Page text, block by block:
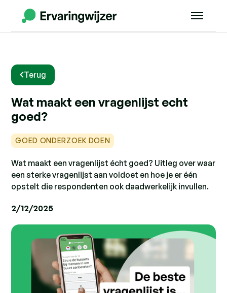
Terug
Wat maakt een vragenlijst echt
goed?
GOED ONDERZOEK DOEN
Wat maakt een vragenlijst écht goed? Uitleg over waar
een sterke vragenlijst aan voldoet en hoe je er één
opstelt die respondenten ook daadwerkelijk invullen.
2/12/2025